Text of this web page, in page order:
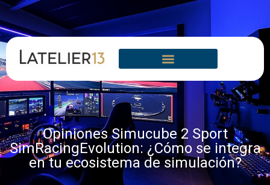
Opiniones Simucube 2 Sport
SimRacingEvolution: ¿Cómo se integra
en tu ecosistema de simulación?